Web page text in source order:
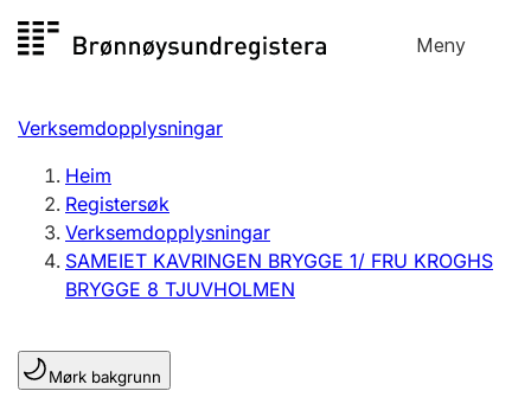
til
Meny
Registersøk
Aksjeselskap
Enkeltpersonføretak
Registrere, endre, slette
Lag og foreining
Registrere, endre, slette
Verksemdopplysningar
Heim
Registersøk
Verksemdopplysningar
SAMEIET KAVRINGEN BRYGGE 1/ FRU KROGHS
BRYGGE 8 TJUVHOLMEN
Mørk bakgrunn